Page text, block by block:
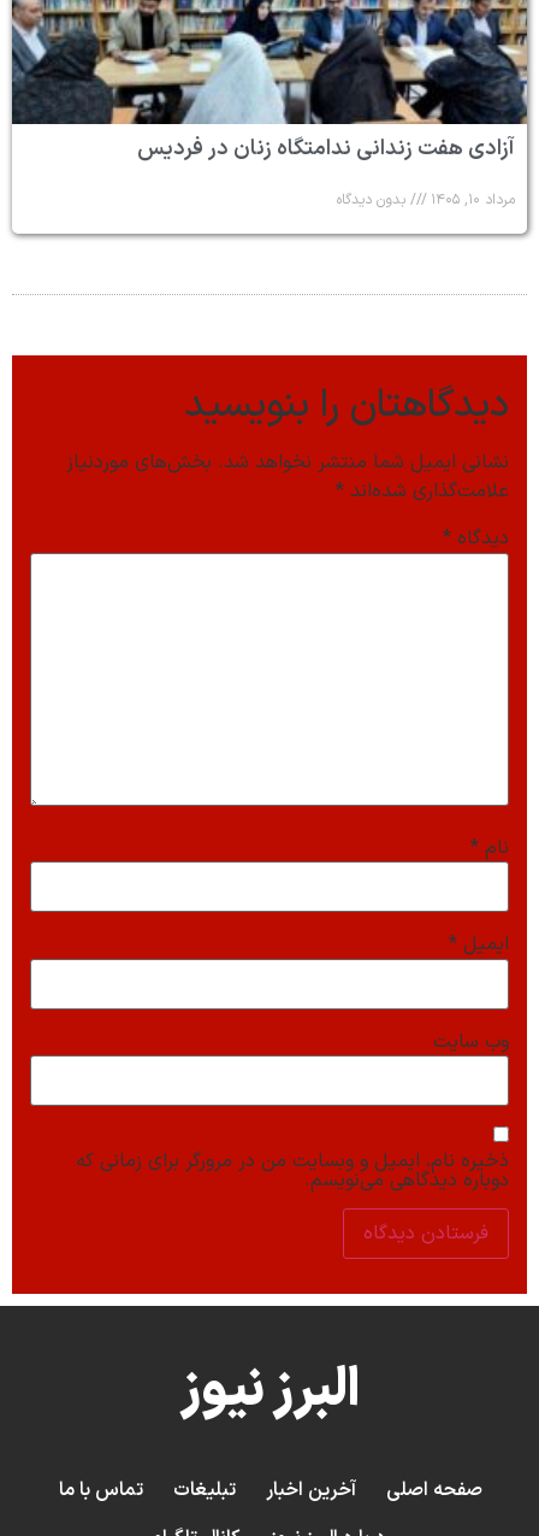
آزادی هفت زندانی ندامتگاه زنان در فردیس
مرداد ۱۰, ۱۴۰۵ بدون دیدگاه
دیدگاهتان را بنویسید
نشانی ایمیل شما منتشر نخواهد شد. بخش‌های موردنیاز
علامت‌گذاری شده‌اند *
دیدگاه *
نام *
ایمیل *
وب‌ سایت
ذخیره نام، ایمیل و وبسایت من در مرورگر برای زمانی که
دوباره دیدگاهی می‌نویسم.
البرز نیوز
صفحه اصلی آخرین اخبار تبلیغات
تماس با ما